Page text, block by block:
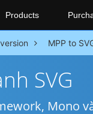
Products
MPP to
SVG
Mono